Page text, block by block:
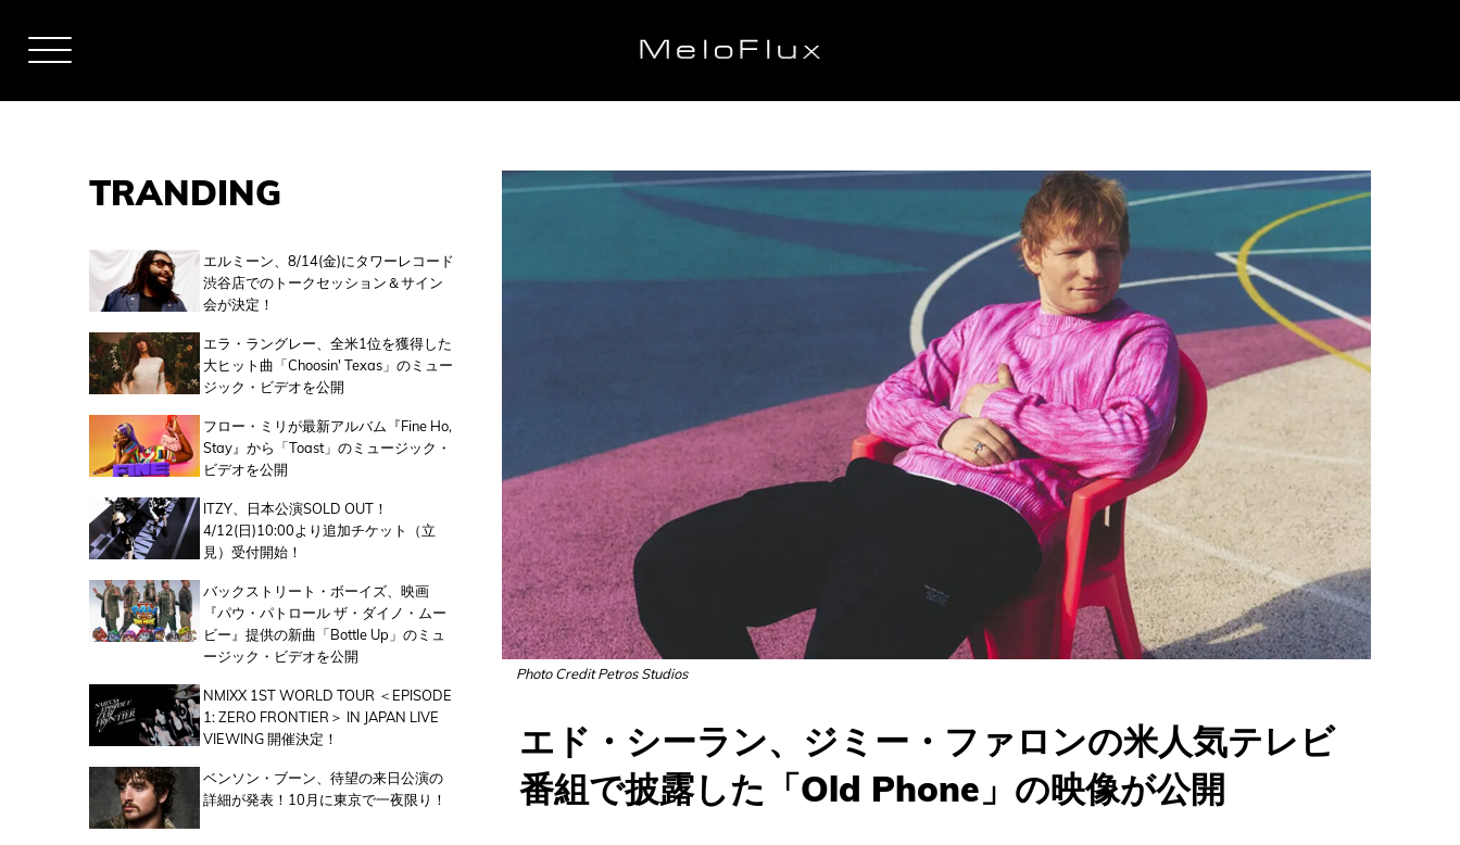
Photo Credit Petros Studios
エド・シーラン、ジミー・ファロンの米人気テレビ
番組で披露した「Old Phone」の映像が公開
TRANDING
エルミーン、8/14(金)にタワーレコード
渋谷店でのトークセッション＆サイン
会が決定！
エラ・ラングレー、全米1位を獲得した
大ヒット曲「Choosin' Texas」のミュー
ジック・ビデオを公開
フロー・ミリが最新アルバム『Fine Ho,
Stay』から「Toast」のミュージック・
ビデオを公開
ITZY、日本公演SOLD OUT！
4/12(日)10:00より追加チケット（立
見）受付開始！
バックストリート・ボーイズ、映画
『パウ・パトロール ザ・ダイノ・ムー
ビー』提供の新曲「Bottle Up」のミュ
ージック・ビデオを公開
NMIXX 1ST WORLD TOUR ＜EPISODE
1: ZERO FRONTIER＞ IN JAPAN LIVE
VIEWING 開催決定！
ベンソン・ブーン、待望の来日公演の
詳細が発表！10月に東京で一夜限り！